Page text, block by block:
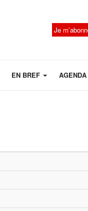
Je
EN BREF AGENDA